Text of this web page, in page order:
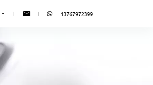
13767972399